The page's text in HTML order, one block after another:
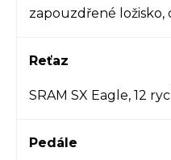
zapouzdřené ložisko,
Reťaz
SRAM SX Eagle, 12
Pedále